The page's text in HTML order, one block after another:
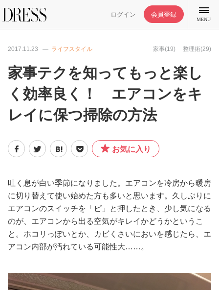
ログイン 会員登録
MENU
特集記事
DRESS部活
ライフスタイル
ファッション
恋愛/結婚/離婚
美容/健康
2017.11.23 ライフスタイル 家事(19) 整理術(29)
家事テクを知ってもっと楽し
く効率良く！ エアコンをキ
レイに保つ掃除の方法
お気に入り
吐く息が白い季節になりました。エアコンを冷房から暖房
に切り替えて使い始めた方も多いと思います。久しぶりに
エアコンのスイッチを「ピ」と押したとき、少し気になる
のが、エアコンから出る空気がキレイかどうかというこ
と。ホコリっぽいとか、カビくさいにおいを感じたら、エ
アコン内部が汚れている可能性大……。